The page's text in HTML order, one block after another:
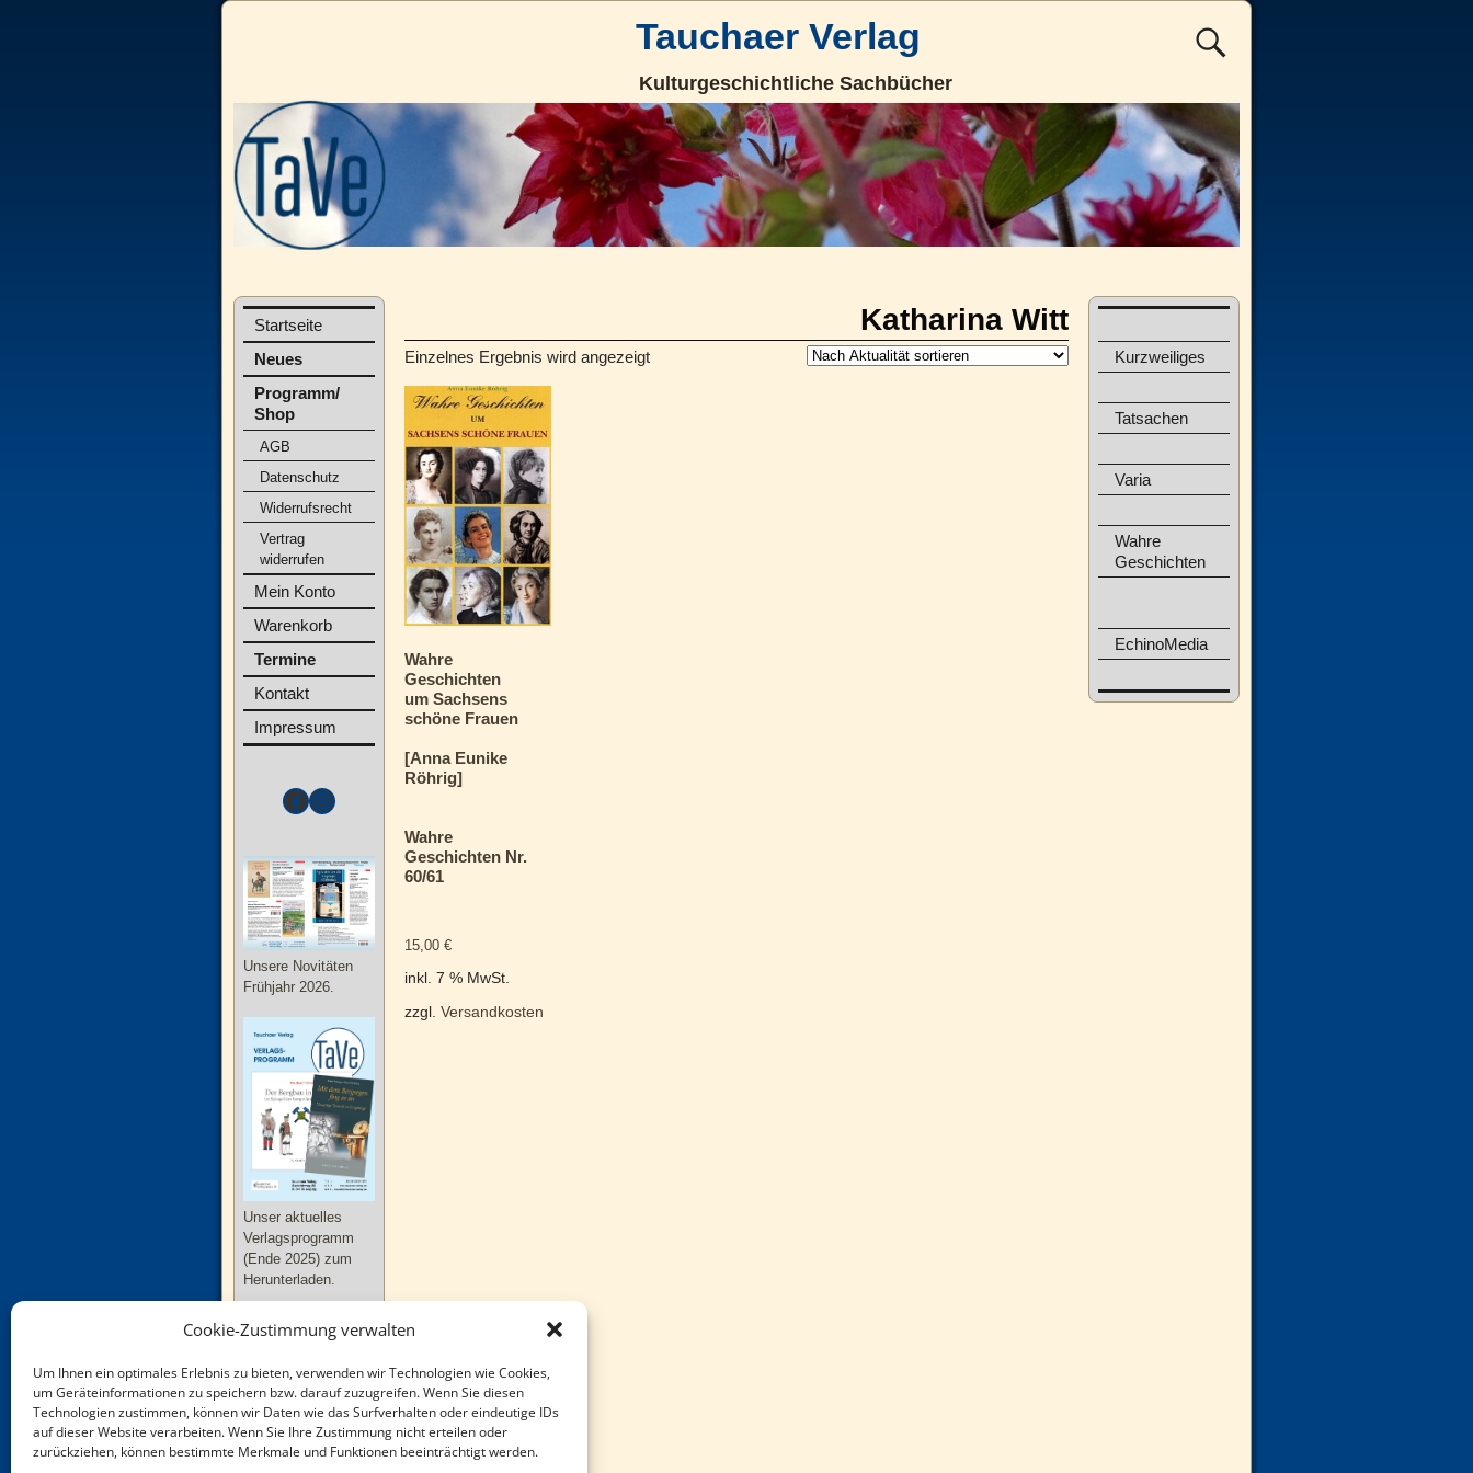
Cookie-Zustimmung verwalten
Um Ihnen ein optimales Erlebnis zu bieten, verwenden wir Technologien wie Cookies,
um Geräteinformationen zu speichern bzw. darauf zuzugreifen. Wenn Sie diesen
Technologien zustimmen, können wir Daten wie das Surfverhalten oder eindeutige IDs
auf dieser Website verarbeiten. Wenn Sie Ihre Zustimmung nicht erteilen oder
zurückziehen, können bestimmte Merkmale und Funktionen beeinträchtigt werden.
Tauchaer Verlag
Kulturgeschichtliche Sachbücher
Katharina Witt
Einzelnes Ergebnis wird angezeigt
Wahre
Geschichten
um Sachsens
schöne Frauen
[Anna Eunike
Röhrig]
Wahre
Geschichten Nr.
60/61
15,00€
inkl. 7 % MwSt.
zzgl.Versandkosten
Startseite
Neues
Programm/
Shop
AGB
Datenschutz
Widerrufsrecht
Vertrag
widerrufen
Mein Konto
Warenkorb
Termine
Kontakt
Impressum
Unsere Novitäten
Frühjahr 2026.
Unser aktuelles
Verlagsprogramm
(Ende 2025) zum
Herunterladen.
Neue Bücher zu
Thüringen und
Sachsen-Anhalt im
Kurzweiliges
Tatsachen
Varia
Wahre
Geschichten
EchinoMedia